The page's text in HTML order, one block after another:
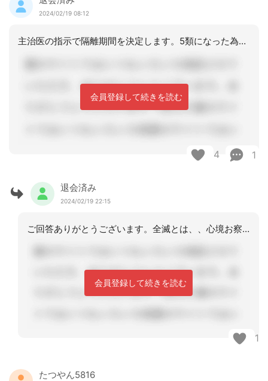
2024/02/19 08:12
主治医の指示で隔離期間を決定します。5類になった為隔離は5日間です。食事は居室対
会員登録して続きを読む
4 1
退会済み
2024/02/19 22:15
ご回答ありがとうございます。全滅とは、、心境お察しします。感染者１号確認から、最
会員登録して続きを読む
1
たつやん5816